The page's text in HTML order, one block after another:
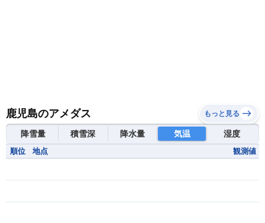
鹿児島のアメダス もっと見る
降雪量 積雪深 降水量 気温 湿度
順位 地点 観測値